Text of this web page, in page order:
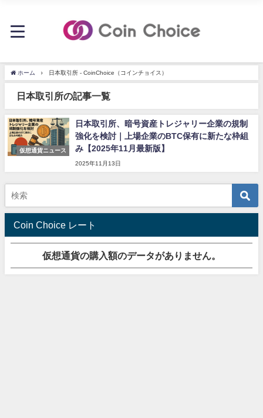
ホーム 日本取引所 - CoinChoice（コインチョイス）
日本取引所の記事一覧
仮想通貨ニュース
日本取引所、暗号資産トレジャリー企業の規制
強化を検討｜上場企業のBTC保有に新たな枠組
み【2025年11月最新版】
2025年11月13日
Coin Choice レート
仮想通貨の購入額のデータがありません。